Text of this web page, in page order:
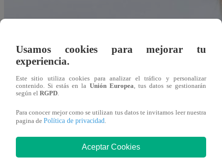
Usamos cookies para mejorar tu
experiencia.
Este sitio utiliza cookies para analizar el tráfico y personalizar
contenido. Si estás en la Unión Europea , tus datos se gestionarán
según el RGPD
Para conocer mejor como se utilizan tus datos te invitamos leer nuestra
pagina de Política de privacidad
Aceptar Cookies